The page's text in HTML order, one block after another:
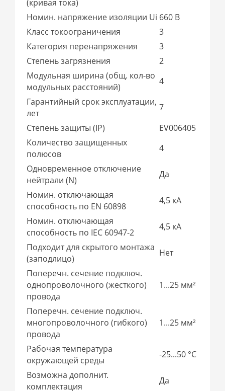
(кривая тока)
Номин. напряжение изоляции Ui 660 В
Класс токоограничения
3
Категория перенапряжения
3
Степень загрязнения
2
Модульная ширина (общ. кол-во
модульных расстояний)
4
Гарантийный срок эксплуатации,
лет
7
Степень защиты (IP)
EV006405
Количество защищенных
полюсов
4
Одновременное отключение
нейтрали (N)
Да
Номин. отключающая
способность по EN 60898
4,5 кА
Номин. отключающая
способность по IEC 60947-2
4,5 кА
Подходит для скрытого монтажа
(заподлицо)
Нет
Поперечн. сечение подключ.
однопроволочного (жесткого)
провода
1...25 мм²
Поперечн. сечение подключ.
многопроволочного (гибкого)
провода
1...25 мм²
Рабочая температура
окружающей среды
-25...50 °C
Возможна дополнит.
комплектация
Да